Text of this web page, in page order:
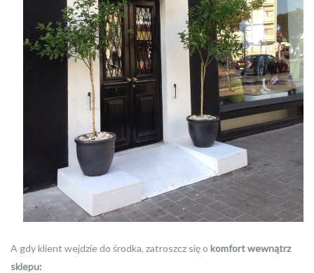
A gdy klient wejdzie do środka, zatroszcz się o komfort wewnątrz
sklepu: